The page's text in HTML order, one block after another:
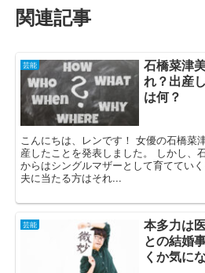
関連記事
芸能
石橋菜津
れ？出産
は何？
こんにちは、レンです！ 女優の石橋菜
産したことを発表しました。 しかし、
からはシングルマザーとして育ててい
夫に当たる方はそれ...
芸能
本多力は
との結婚
くか気に